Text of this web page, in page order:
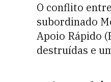
O conflito
subordinado
Apoio Rápido
destruídas e